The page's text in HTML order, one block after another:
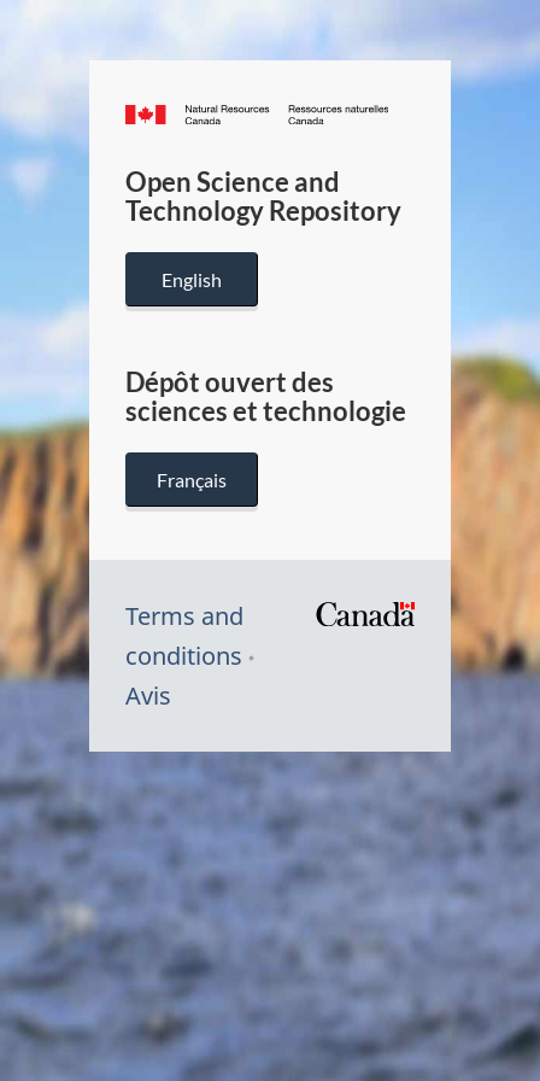
Canada.ca
/
Canada
Open Science and
Technology Repository
English
Dépôt ouvert des
sciences et technologie
Français
Terms and
conditions
Avis
Symbole
Canada